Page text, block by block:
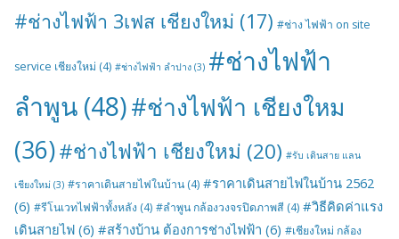
#ช่างไฟฟ้า 3เฟส เชียงใหม่ (17) #ช่าง ไฟฟ้า on site
service เชียงใหม่ (4) #ช่างไฟฟ้า ลำปาง (3) #ช่างไฟฟ้า
ลำพูน (48)#ช่างไฟฟ้า เชียงใหม
(36)#ช่างไฟฟ้า เชียงใหม่ (20) #รับ เดินสาย แลน
เชียงใหม่ (3) #ราคาเดินสายไฟในบ้าน (4) #ราคาเดินสายไฟในบ้าน 2562
(6) #รีโนเวทไฟฟ้าทั้งหลัง (4) #ลำพูน กล้องวงจรปิดภาพสี (4) #วิธีคิดค่าแรง
เดินสายไฟ (6) #สร้างบ้าน ต้องการช่างไฟฟ้า (6) #เชียงใหม่ กล้อง